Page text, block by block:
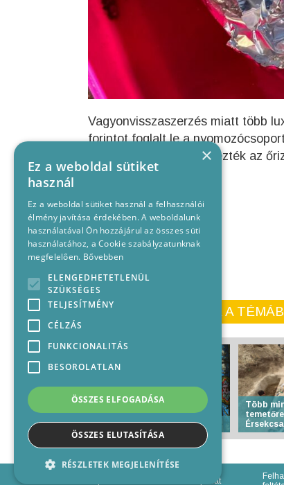
Vagyonvisszaszerzés miatt több
forintot foglalt le a
A rendőrök kezdeményezték az
KORÁBBI CIKKEINK A
Anyakönyvi hírek
Több
Médiajánlat
×
Ez a weboldal sütiket
használ
Ez a weboldal sütiket használ a felhasználói
élmény javítása érdekében. A weboldalunk
használatával Ön hozzájárul az összes süti
használatához, a Cookie szabályzatunknak
megfelelően. Bővebben
ELENGEDHETETLENÜL
SZÜKSÉGES
TELJESÍTMÉNY
CÉLZÁS
FUNKCIONALITÁS
BESOROLATLAN
ÖSSZES ELFOGADÁSA
ÖSSZES ELUTASÍTÁSA
RÉSZLETEK MEGJELENÍTÉSE